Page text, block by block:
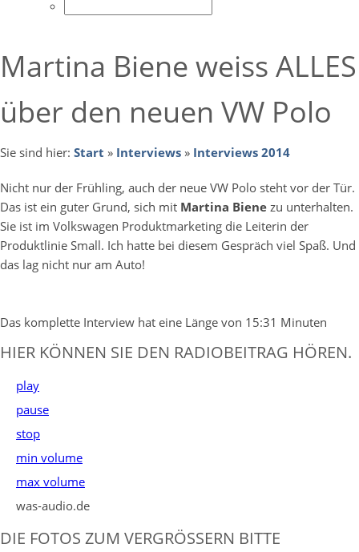
Martina Biene weiss ALLES
über den neuen VW Polo
Sie sind hier: Start » Interviews » Interviews 2014
Nicht nur der Frühling, auch der neue VW Polo steht vor der Tür.
Das ist ein guter Grund, sich mit Martina Biene zu unterhalten.
Sie ist im Volkswagen Produktmarketing die Leiterin der
Produktlinie Small. Ich hatte bei diesem Gespräch viel Spaß. Und
das lag nicht nur am Auto!
Das komplette Interview hat eine Länge von 15:31 Minuten
HIER KÖNNEN SIE DEN RADIOBEITRAG HÖREN.
play
pause
stop
min volume
max volume
was-audio.de
DIE FOTOS ZUM VERGRÖSSERN BITTE A